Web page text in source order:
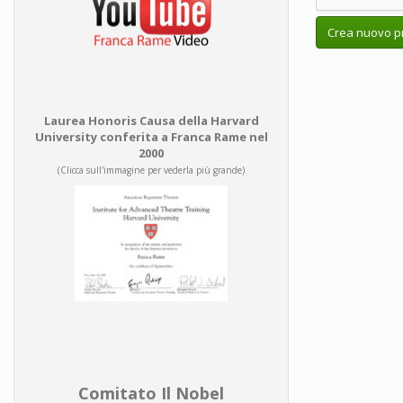
Laurea Honoris Causa della Harvard
University conferita a Franca Rame nel
2000
(Clicca sull'immagine per vederla più grande)
Comitato Il Nobel
Crea nuovo